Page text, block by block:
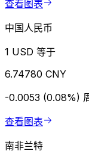
查看图表
中国人民币
1 USD 等于
6.74780 CNY
-0.0053 (0.08%)
查看图表
南非兰特